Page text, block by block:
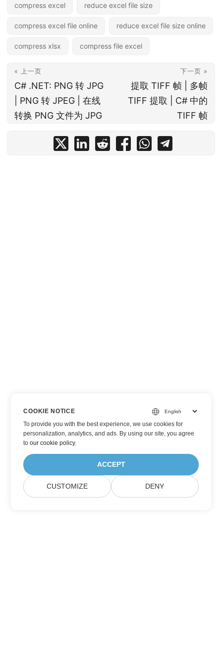
compress excel reduce excel file size
compress excel file online reduce excel file size online
compress xlsx compress file excel
« 上一页
C# .NET: PNG 转 JPG
| PNG 转 JPEG | 在线
转换 PNG 文件为 JPG
下一页 »
提取 TIFF 帧 | 多帧
TIFF 提取 | C# 中的
TIFF 帧
COOKIE NOTICE
To provide you with the best experience, we use cookies for
personalization, analytics, and ads. By using our site, you agree
toour cookie policy.
ACCEPT
CUSTOMIZE DENY